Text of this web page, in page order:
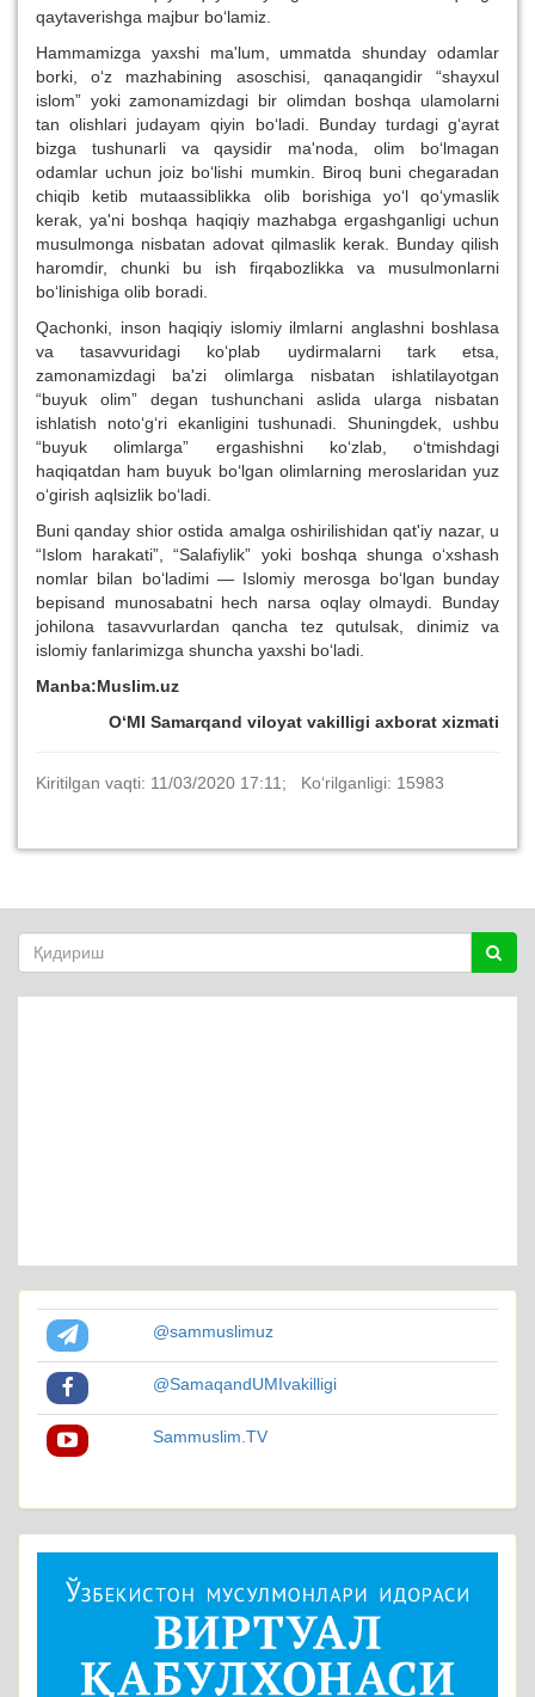
qaytaverishga majbur bo‘lamiz.
Hammamizga yaxshi ma'lum, ummatda shunday odamlar
borki, o‘z mazhabining asoschisi, qanaqangidir “shayxul
islom” yoki zamonamizdagi bir olimdan boshqa ulamolarni
tan olishlari judayam qiyin bo‘ladi. Bunday turdagi g‘ayrat
bizga tushunarli va qaysidir ma'noda, olim bo‘lmagan
odamlar uchun joiz bo‘lishi mumkin. Biroq buni chegaradan
chiqib ketib mutaassiblikka olib borishiga yo‘l qo‘ymaslik
kerak, ya'ni boshqa haqiqiy mazhabga ergashganligi uchun
musulmonga nisbatan adovat qilmaslik kerak. Bunday qilish
haromdir, chunki bu ish firqabozlikka va musulmonlarni
bo‘linishiga olib boradi.
Qachonki, inson haqiqiy islomiy ilmlarni anglashni boshlasa
va tasavvuridagi ko‘plab uydirmalarni tark etsa,
zamonamizdagi ba'zi olimlarga nisbatan ishlatilayotgan
“buyuk olim” degan tushunchani aslida ularga nisbatan
ishlatish noto‘g‘ri ekanligini tushunadi. Shuningdek, ushbu
“buyuk olimlarga” ergashishni ko‘zlab, o‘tmishdagi
haqiqatdan ham buyuk bo‘lgan olimlarning meroslaridan yuz
o‘girish aqlsizlik bo‘ladi.
Buni qanday shior ostida amalga oshirilishidan qat'iy nazar, u
“Islom harakati”, “Salafiylik” yoki boshqa shunga o‘xshash
nomlar bilan bo‘ladimi — Islomiy merosga bo‘lgan bunday
bepisand munosabatni hech narsa oqlay olmaydi. Bunday
johilona tasavvurlardan qancha tez qutulsak, dinimiz va
islomiy fanlarimizga shuncha yaxshi bo‘ladi.
Manba:Muslim.uz
O‘MI Samarqand viloyat vakilligi axborat xizmati
Kiritilgan vaqti: 11/03/2020 17:11; Ko‘rilganligi: 15983
@sammuslimuz
@SamaqandUMIvakilligi
Sammuslim.TV